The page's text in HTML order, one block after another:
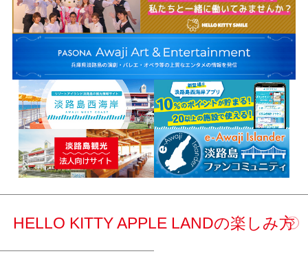
HELLO KITTY APPLE LANDの楽しみ方